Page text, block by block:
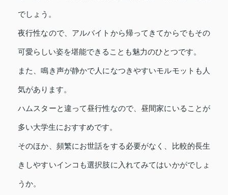
でしょう。
夜行性なので、アルバイトから帰ってきてからでもその
可愛らしい姿を堪能できることも魅力のひとつです。
また、鳴き声が静かで人になつきやすいモルモットも人
気があります。
ハムスターと違って昼行性なので、昼間家にいることが
多い大学生におすすめです。
そのほか、頻繁にお世話をする必要がなく、比較的長生
きしやすいインコも選択肢に入れてみてはいかがでしょ
うか。